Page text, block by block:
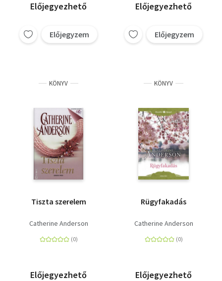
Előjegyezhető
Előjegyzem
Előjegyezhető
Előjegyzem
KÖNYV
Tiszta szerelem
Catherine Anderson
Előjegyezhető
KÖNYV
Rügyfakadás
Catherine Anderson
Előjegyezhető